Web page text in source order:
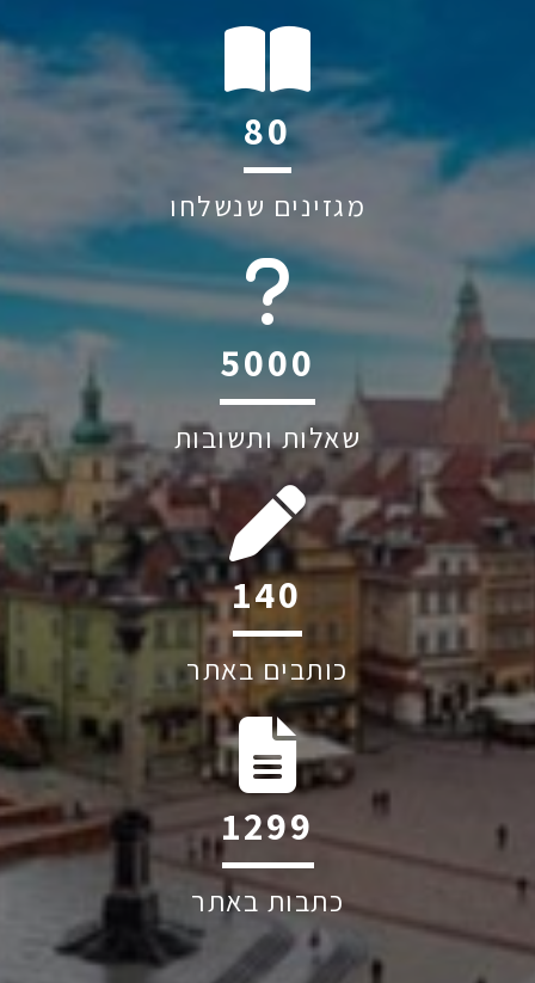
104
מגזינים שנשלחו
6045
שאלות ותשובות
183
כותבים באתר
1700
כתבות באתר